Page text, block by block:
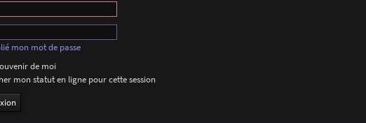
mon mot de passe
de moi
mon statut en ligne pour cette session